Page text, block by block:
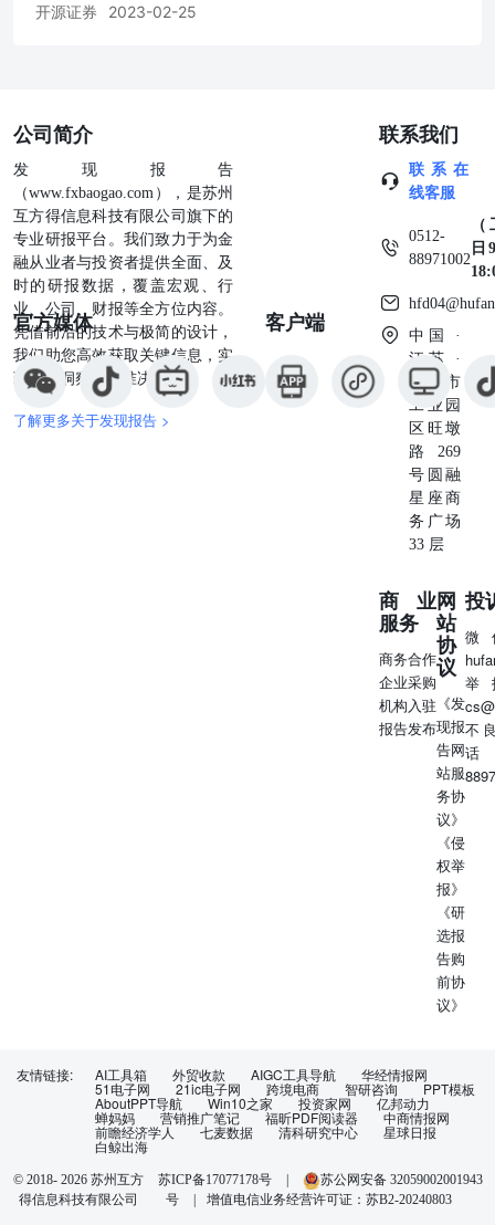
头承诺均为无效。 开源证券在法律允许的情况下可参与、
的版权归本公司所有。本公司对本报告保留一切权利。未经
本公司事先书面授权，本报告的任何部分均不得以任何方式
制作任何形式的拷贝、复印件或复制品，或再次分发给任何
其他人，或以任何侵犯本公司版权的其他方式使用。所有本
报告中使用的商标、服务标记及标记均为本公司的商标、服
务标记及标记。 开源证券研究所 深圳地址：深圳市福田区
金田路2030号卓越世纪中心1号楼45层邮编：518000邮箱：
research@kysec.cn 上海地址：上海市浦东新区世纪大道1788
号陆家嘴金控广场1号楼3层邮编：200120邮箱：
research@kysec.cn 西安地址：西安市高新区锦业路1号都市
之门B座5层邮编：710065邮箱：research@kysec.cn 北京地
址：北京市西城区西直门外大街18号金贸大厦C2座9层邮
开源证券 2023-02-25
公司简介
发现报告
（www.fxbaogao.com），是苏州
互方得信息科技有限公司旗下的
专业研报平台。我们致力于为金
融从业者与投资者提供全面、及
时的研报数据，覆盖宏观、行
业、公司、财报等全方位内容。
凭借前沿的技术与极简的设计，
我们助您高效获取关键信息，实
现深度洞察与精准决策。
了解更多关于发现报告 >
官方媒体 客户端
联系我们
联系在
线客服
0512-
88971002
日
中国 ·
江苏 ·
苏州市
工业园
区旺墩
路269
号圆融
星座商
务广场
33 层
商业
服务
商务合作
企业采购
机构入驻
报告发布
网
站
协
议
《发
现报
告网
站服
务协
议》
《侵
权举
报》
《研
选报
告购
前协
议》
投
微
举
不
友情链接: AI工具箱 外贸收款 AIGC工具导航 华经情报网
51电子网 21ic电子网 跨境电商 智研咨询 PPT模板
AboutPPT导航 Win10之家 投资家网 亿邦动力
蝉妈妈 营销推广笔记 福昕PDF阅读器 中商情报网
前瞻经济学人 七麦数据 清科研究中心 星球日报
白鲸出海
© 2018- 2026 苏州互方
得信息科技有限公司
苏ICP备17077178号
苏公网安备 32059002001943
号
增值电信业务经营许可证：苏B2-20240803